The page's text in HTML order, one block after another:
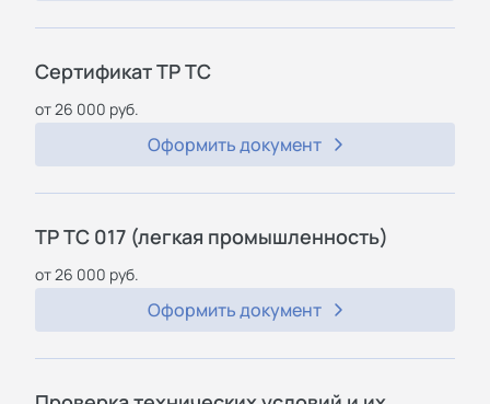
Сертификат ТР ТС
от 26 000 руб.
Оформить документ
ТР ТС 017 (легкая промышленность)
от 26 000 руб.
Оформить документ